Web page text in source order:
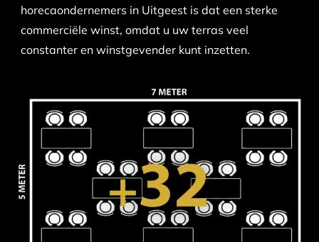
horecaondernemers in Uitgeest is dat een sterke
commerciële winst, omdat u uw terras veel
constanter en winstgevender kunt inzetten.